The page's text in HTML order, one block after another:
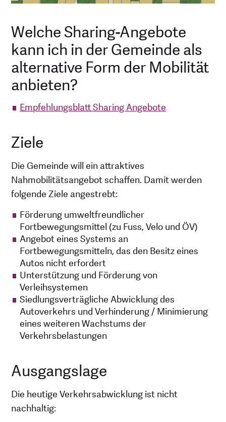
Welche Sharing-Angebote
kann ich in der Gemeinde als
alternative Form der Mobilität
anbieten?
Empfehlungsblatt Sharing Angebote
Ziele
Die Gemeinde will ein attraktives
Nahmobilitätsangebot schaffen. Damit werden
folgende Ziele angestrebt:
Förderung umweltfreundlicher
Fortbewegungsmittel (zu Fuss, Velo und ÖV)
Angebot eines Systems an
Fortbewegungsmitteln, das den Besitz eines
Autos nicht erfordert
Unterstützung und Förderung von
Verleihsystemen
Siedlungsverträgliche Abwicklung des
Autoverkehrs und Verhinderung / Minimierung
eines weiteren Wachstums der
Verkehrsbelastungen
Ausgangslage
Die heutige Verkehrsabwicklung ist nicht
nachhaltig: